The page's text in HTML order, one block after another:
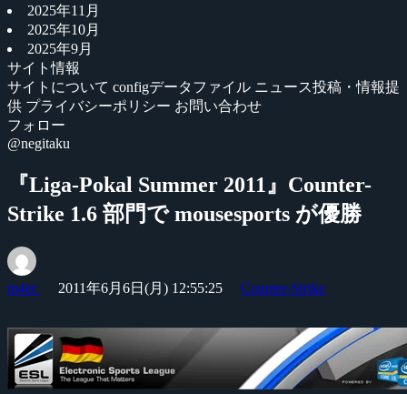
2025年11月
2025年10月
2025年9月
サイト情報
サイトについて configデータファイル ニュース投稿・情報提
供 プライバシーポリシー お問い合わせ
フォロー
@negitaku
『Liga-Pokal Summer 2011』Counter-
Strike 1.6 部門で mousesports が優勝
m4er 2011年6月6日(月) 12:55:25 Counter-Strike